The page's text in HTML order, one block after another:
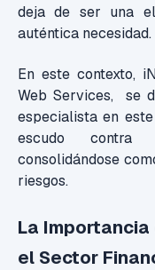
deja de ser una
auténtica necesidad.
En este contexto,
Web Services, se
especialista en
escudo contra
consolidándose
riesgos.
La
el Sector